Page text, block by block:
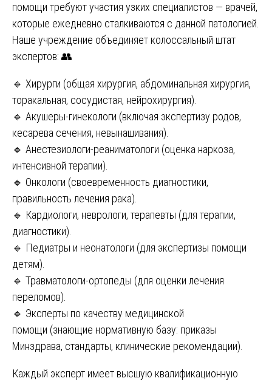
помощи требуют участия узких специалистов — врачей,
которые ежедневно сталкиваются с данной патологией.
Наше учреждение объединяет колоссальный штат
экспертов: 👥
🔹 Хирурги (общая хирургия, абдоминальная хирургия,
торакальная, сосудистая, нейрохирургия).
🔹 Акушеры-гинекологи (включая экспертизу родов,
кесарева сечения, невынашивания).
🔹 Анестезиологи-реаниматологи (оценка наркоза,
интенсивной терапии).
🔹 Онкологи (своевременность диагностики,
правильность лечения рака).
🔹 Кардиологи, неврологи, терапевты (для терапии,
диагностики).
🔹 Педиатры и неонатологи (для экспертизы помощи
детям).
🔹 Травматологи-ортопеды (для оценки лечения
переломов).
🔹 Эксперты по качеству медицинской
помощи (знающие нормативную базу: приказы
Минздрава, стандарты, клинические рекомендации).
Каждый эксперт имеет высшую квалификационную